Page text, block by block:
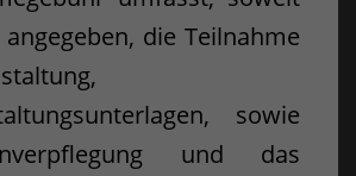
die Teilnahme
sowie
und das